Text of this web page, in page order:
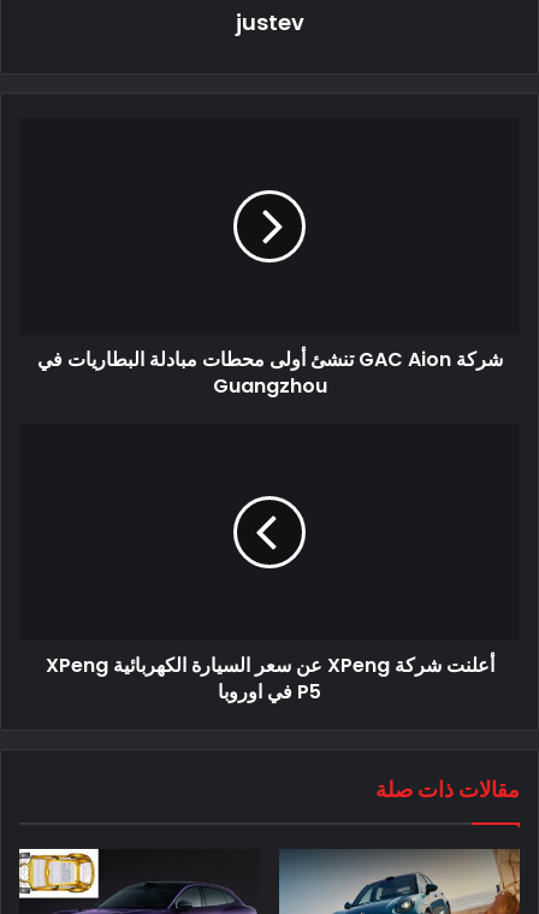
حاليًا كمركبات PHEV ، على الرغم من أن شركة لينكولن ليس لديها
أي سيارات كهربائية خالصة BEVs باسمها … على الأقل ليس بعد.
في وقت سابق من هذا الشهر ، بثت لينكولن مقطع فيديو قصيرًا على
تلك السيارات الكهربائية الأخرى؟
بعد الحدث العالمي الأول في لوس أنجلوس ، شاركت لينكولن
تفاصيل إضافية عن خططها للمركبات الكهربائية في بيان صحفي ،
بالإضافة إلى صور السيارة الكهربائية Star SUV .
justev
شركة GAC Aion تنشئ أولى محطات مبادلة البطاريات في
Guangzhou
أعلنت شركة XPeng عن سعر السيارة الكهربائية XPeng
P5 في اوروبا
مقالات ذات صلة